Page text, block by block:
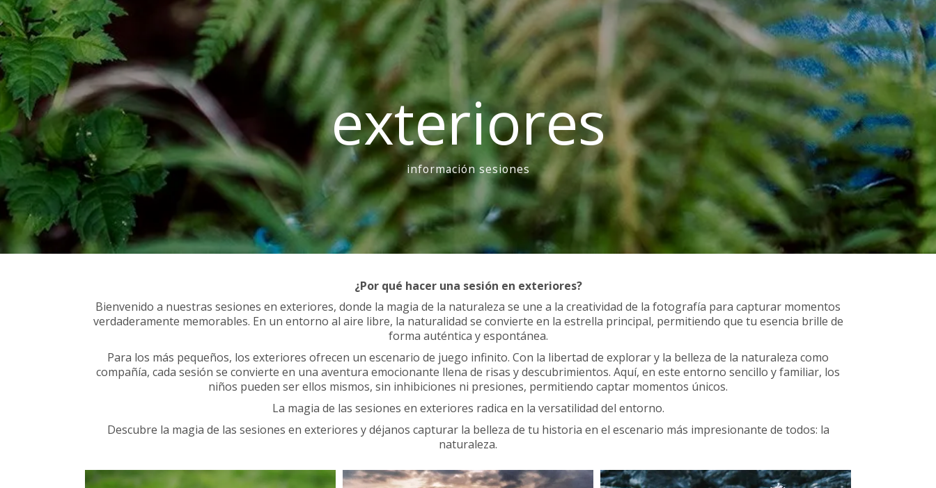
exteriores
información sesiones
¿Por qué hacer una sesión en exteriores?
Bienvenido a nuestras sesiones en exteriores, donde la magia de la naturaleza se une a la creatividad de la fotografía para capturar momentos
verdaderamente memorables. En un entorno al aire libre, la naturalidad se convierte en la estrella principal, permitiendo que tu esencia brille de
forma auténtica y espontánea.
Para los más pequeños, los exteriores ofrecen un escenario de juego infinito. Con la libertad de explorar y la belleza de la naturaleza como
compañía, cada sesión se convierte en una aventura emocionante llena de risas y descubrimientos. Aquí, en este entorno sencillo y familiar, los
niños pueden ser ellos mismos, sin inhibiciones ni presiones, permitiendo captar momentos únicos.
La magia de las sesiones en exteriores radica en la versatilidad del entorno.
Descubre la magia de las sesiones en exteriores y déjanos capturar la belleza de tu historia en el escenario más impresionante de todos: la
naturaleza.